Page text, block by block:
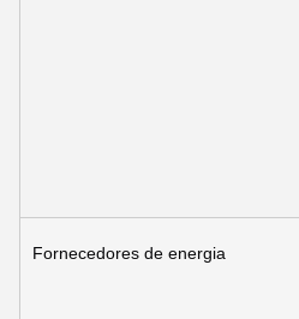
Fornecedores de energia